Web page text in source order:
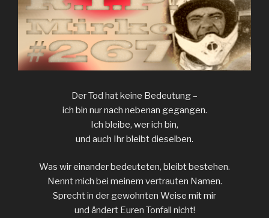
Der Tod hat keine Bedeutung –
ich bin nur nach nebenan gegangen.
Ich bleibe, wer ich bin,
und auch Ihr bleibt dieselben.
Was wir einander bedeuteten, bleibt bestehen.
Nennt mich bei meinem vertrauten Namen.
Sprecht in der gewohnten Weise mit mir
und ändert Euren Tonfall nicht!